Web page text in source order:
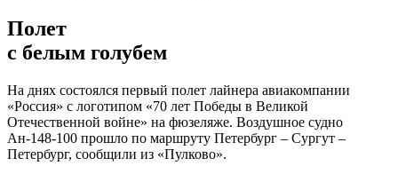
Полет
с белым голубем
На днях состоялся первый полет лайнера авиакомпании
«Россия» с логотипом «70 лет Победы в Великой
Отечественной войне» на фюзеляже. Воздушное судно
Ан-148-100 прошло по маршруту Петербург – Сургут –
Петербург, сообщили из «Пулково».